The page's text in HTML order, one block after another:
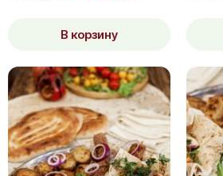
В корзину